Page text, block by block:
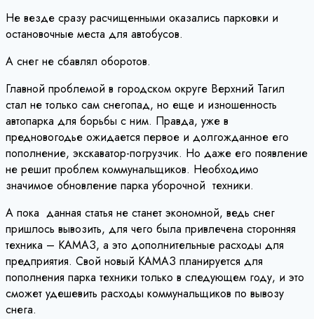
Не везде сразу расчищенными оказались парковки и
остановочные места для автобусов.
А снег не сбавлял оборотов.
Главной проблемой в городском округе Верхний Тагил
стал не только сам снегопад, но еще и изношенность
автопарка для борьбы с ним. Правда, уже в
предновогодье ожидается первое и долгожданное его
пополнение, экскаватор-погрузчик. Но даже его появление
не решит проблем коммунальщиков. Необходимо
значимое обновление парка уборочной техники.
А пока данная статья не станет экономной, ведь снег
пришлось вывозить, для чего была привлечена сторонняя
техника – КАМАЗ, а это дополнительные расходы для
предприятия. Свой новый КАМАЗ планируется для
пополнения парка техники только в следующем году, и это
сможет удешевить расходы коммунальщиков по вывозу
снега.